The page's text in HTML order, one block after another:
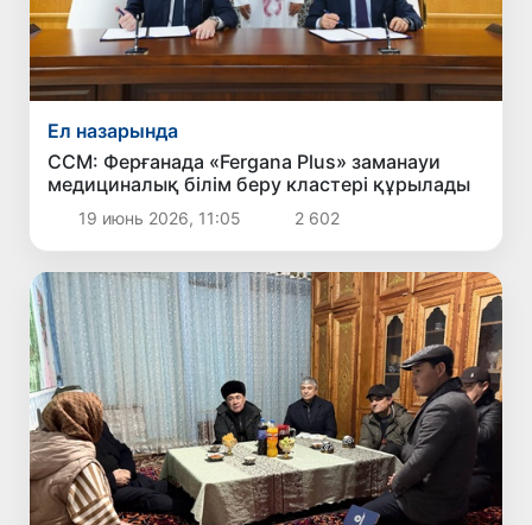
Ел назарында
ССМ: Ферғанада «Fergana Plus» заманауи
медициналық білім беру кластері құрылады
19 июнь 2026, 11:05 2 602